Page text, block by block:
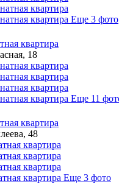
Еще 3 фото
квартира
18
Еще 11
квартира
48
Еще 3 фото